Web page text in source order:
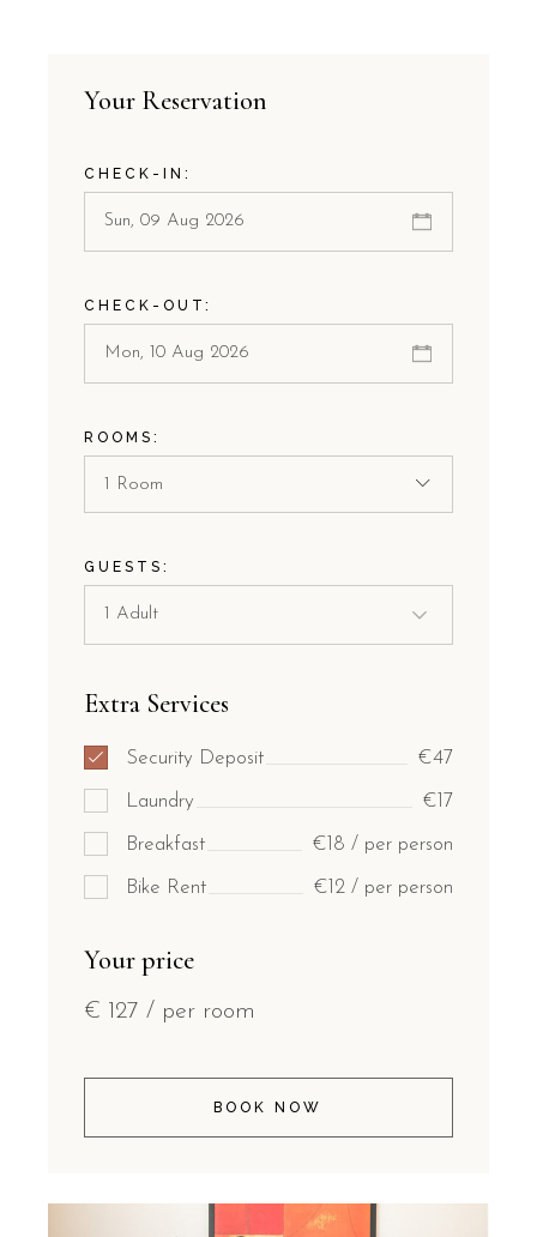
Your Reservation
CHECK-IN:
CHECK-OUT:
ROOMS:
1 Room
GUESTS:
Extra Services
Security Deposit €47
Laundry €17
Breakfast €18 / per person
Bike Rent €12 / per person
Your price
€ 127 / per room
BOOK NOW